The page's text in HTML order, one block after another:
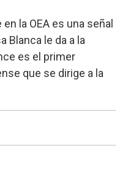
la OEA es una señal
Blanca le da a la
es el primer
que se dirige a la